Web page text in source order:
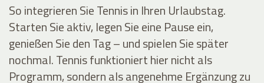
So integrieren Sie Tennis in Ihren Urlaubstag.
Starten Sie aktiv, legen Sie eine Pause ein,
genießen Sie den Tag – und spielen Sie später
nochmal. Tennis funktioniert hier nicht als
Programm, sondern als angenehme Ergänzung zu